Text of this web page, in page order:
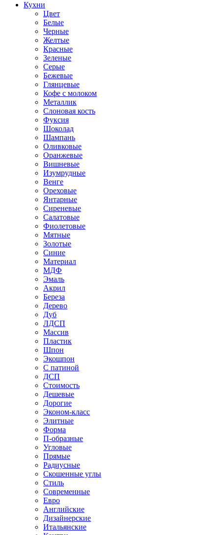
Кухни
Цвет
Белые
Черные
Желтые
Красные
Зеленые
Серые
Бежевые
Глянцевые
Кофе с молоком
Металлик
Слоновая кость
Фуксия
Шоколад
Шампань
Оливковые
Оранжевые
Вишневые
Изумрудные
Венге
Ореховые
Янтарные
Сиреневые
Салатовые
Фиолетовые
Мятные
Золотые
Синие
Материал
МДФ
Эмаль
Акрил
Береза
Дерево
Дуб
ЛДСП
Массив
Пластик
Шпон
Экошпон
С патиной
ДСП
Стоимость
Дешевые
Дорогие
Эконом-класс
Элитные
Форма
П-образные
Угловые
Прямые
Радиусные
Скошенные углы
Стиль
Современные
Евро
Английские
Дизайнерские
Итальянские